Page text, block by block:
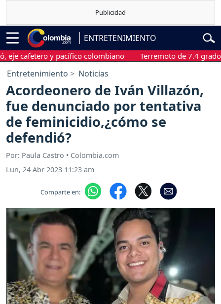
ENTRETENIMIENTO
y pacífico colombiano Terremoto de 7.4 grados
Entretenimiento Noticias
Acordeonero de Iván Villazón,
fue denunciado por tentativa
de feminicidio,¿cómo se
defendió?
Por: Paula Castro • Colombia.com
Lun, 24 Abr 2023 11:23 am
Comparte en: